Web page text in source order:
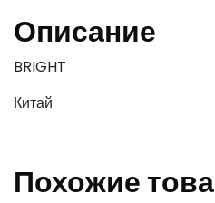
Описание
BRIGHT
Китай
Похожие